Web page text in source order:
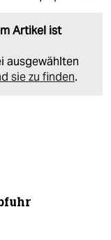
Artikel ist
ausgewählten
sie zu finden.